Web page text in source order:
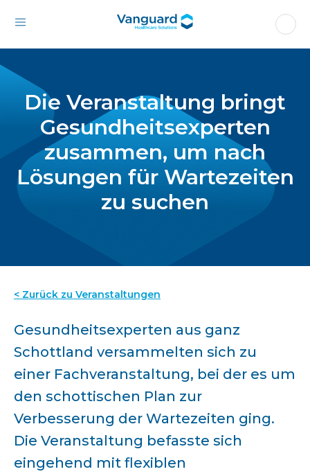
Die Veranstaltung bringt
Gesundheitsexperten
zusammen, um nach
Lösungen für Wartezeiten
zu suchen
< Zurück zu Veranstaltungen
Gesundheitsexperten aus ganz
Schottland versammelten sich zu
einer Fachveranstaltung, bei der es um
den schottischen Plan zur
Verbesserung der Wartezeiten ging.
Die Veranstaltung befasste sich
eingehend mit flexiblen